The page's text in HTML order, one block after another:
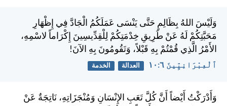
وَلَيْسَ اللهُ بِظَالِمٍ حَتَّى يَنْسَى عَمَلَكُمُ الْجَادَّ فِي إِظْهَارِ
مَحَبَّتِكُمْ لَهُ عَنْ طَرِيقِ خِدْمَتِكُمْ لِلْقِدِّيسِينَ إِكْرَاماً لاسْمِهِ،
الأَمْرُ الَّذِي قُمْتُمْ بِهِ قَبْلاً، وَتَقُومُونَ بِهِ الآنَ!
ٱلْعِبْرَانِيِّينَ ٦:‏١٠ العدالة الخدمة
وَأَدْرَكْتُ أَيْضاً أَنَّ كُلَّ تَعَبِ الإِنْسَانِ وَمُنْجَزَاتِهِ، نَاتِجَةٌ عَنْ